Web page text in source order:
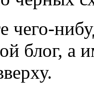
чего-
блог, а